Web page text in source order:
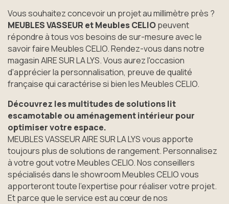
Vous souhaitez concevoir un projet au millimètre près ?
MEUBLES VASSEUR et Meubles CELIOpeuvent
répondre à tous vos besoins de sur-mesure avec le
savoir faire Meubles CELIO. Rendez-vous dans notre
magasin AIRE SUR LA LYS. Vous aurez l'occasion
d'apprécier la personnalisation, preuve de qualité
française qui caractérise si bien les Meubles CELIO.
Découvrez les multitudes de solutions lit
escamotable ou aménagement intérieur pour
optimiser votre espace.
MEUBLES VASSEUR AIRE SUR LA LYS vous apporte
toujours plus de solutions de rangement. Personnalisez
à votre gout votre Meubles CELIO. Nos conseillers
spécialisés dans le showroom Meubles CELIO vous
apporteront toute l’expertise pour réaliser votre projet.
Et parce que le service est au cœur de nos